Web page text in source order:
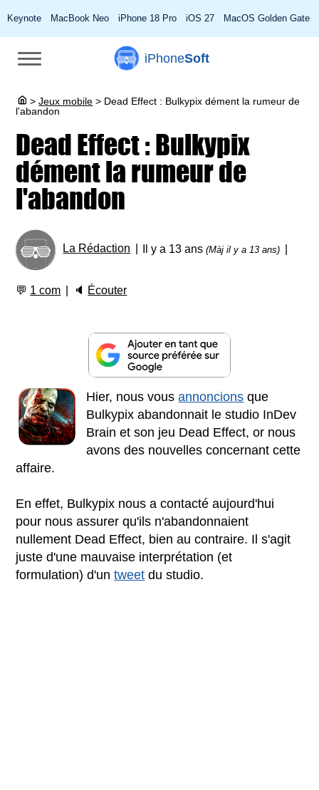
Keynote MacBook Neo iPhone 18 Pro iOS 27 MacOS Golden Gate
iPhoneSoft
> Jeux mobile > Dead Effect : Bulkypix dément la rumeur de
l'abandon
Dead Effect : Bulkypix
dément la rumeur de
l'abandon
La Rédaction Il y a 13 ans(Màj il y a 13 ans)
💬 1 com 🔈 Écouter
Hier, nous vousannoncions que
Bulkypix abandonnait le studio InDev
Brain et son jeu Dead Effect, or nous
avons des nouvelles concernant cette
affaire.
En effet, Bulkypix nous a contacté aujourd'hui
pour nous assurer qu'ils n'abandonnaient
nullement Dead Effect, bien au contraire. Il s'agit
juste d'une mauvaise interprétation (et
formulation) d'untweet du studio.